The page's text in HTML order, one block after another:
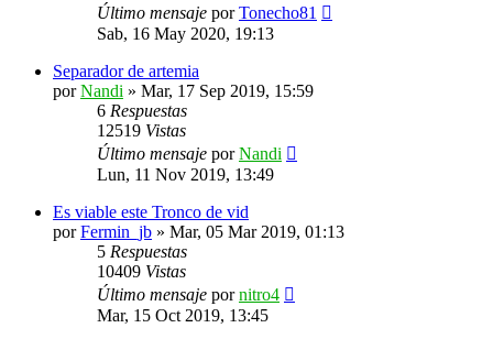
Último mensaje porTonecho81
Sab, 16 May 2020, 19:13
Separador de artemia
porNandi » Mar, 17 Sep 2019, 15:59
6 Respuestas
12519 Vistas
Último mensaje porNandi
Lun, 11 Nov 2019, 13:49
Es viable este Tronco de vid
porFermin_jb » Mar, 05 Mar 2019, 01:13
5 Respuestas
10409 Vistas
Último mensaje pornitro4
Mar, 15 Oct 2019, 13:45